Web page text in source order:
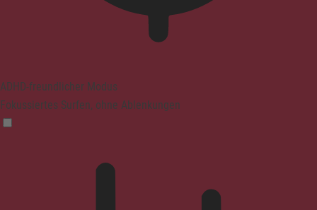
ADHD-freundlicher Modus
Fokussiertes Surfen, ohne Ablenkungen